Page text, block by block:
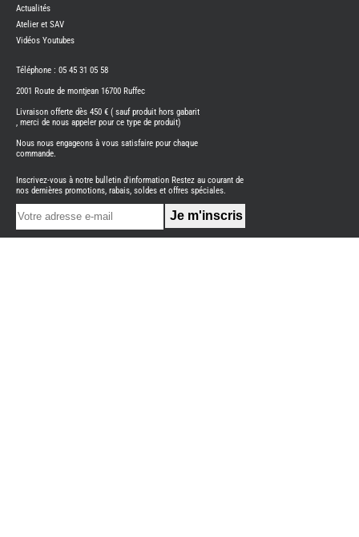
CAMPING-
ITINEO
CAMPING-
OCCASION
CARADO
NEUFS
FOURGON
BENIMAR
FOURGON
Actualités
Atelier et SAV
Vidéos Youtubes
Téléphone : 05 45 31 05 58
2001 Route de montjean 16700 Ruffec
Livraison offerte dès 450 € ( sauf produit hors gabarit
, merci de nous appeler pour ce type de produit)
Nous nous engageons à vous satisfaire pour chaque
commande.
Inscrivez-vous à notre bulletin d'information Restez au courant de
nos dernières promotions, rabais, soldes et offres spéciales.